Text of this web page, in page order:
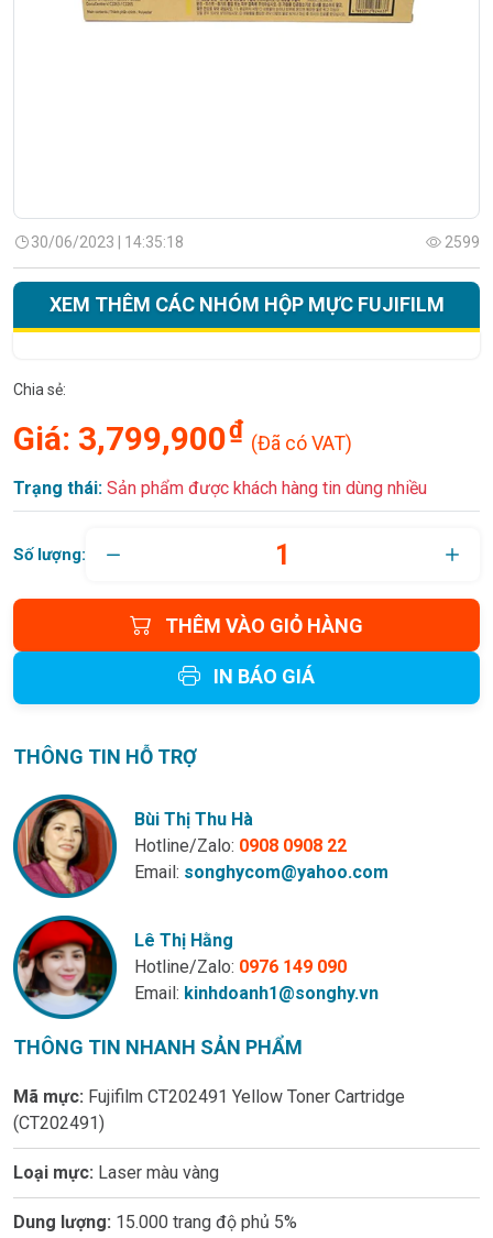
30/06/2023 | 14:35:18 2599
XEM THÊM CÁC NHÓM HỘP MỰC FUJIFILM
Chia sẻ:
Giá: 3,799,900₫ (Đã có VAT)
Trạng thái: Sản phẩm được khách hàng tin dùng nhiều
Số lượng:
THÊM VÀO GIỎ HÀNG
IN BÁO GIÁ
THÔNG TIN HỖ TRỢ
Bùi Thị Thu Hà
Hotline/Zalo: 0908 0908 22
Email: songhycom@yahoo.com
Lê Thị Hằng
Hotline/Zalo: 0976 149 090
Email: kinhdoanh1@songhy.vn
THÔNG TIN NHANH SẢN PHẨM
Mã mực: Fujifilm CT202491 Yellow Toner Cartridge
(CT202491)
Loại mực: Laser màu vàng
Dung lượng: 15.000 trang độ phủ 5%